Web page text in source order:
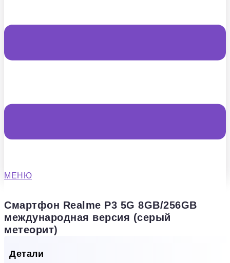
МЕНЮ
Смартфон Realme P3 5G 8GB/256GB
международная версия (серый
метеорит)
Детали